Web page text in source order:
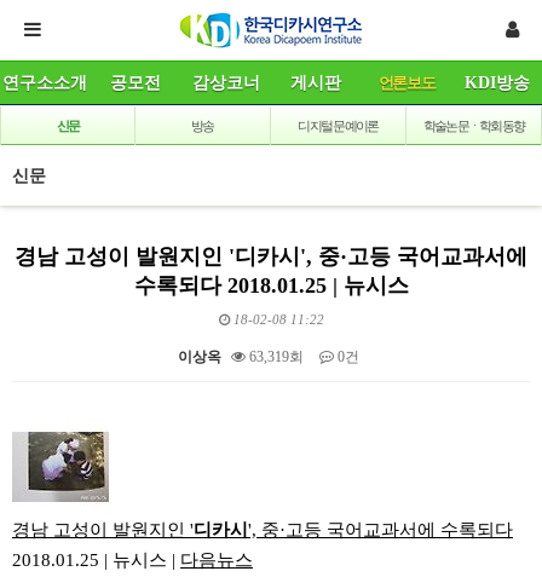
연구소소개 공모전 감상코너 게시판 언론보도 KDI방송
신문 방송 디지털 문예이론 학술논문ㆍ학회동향
신문
경남 고성이 발원지인 '디카시', 중·고등 국어교과서에
수록되다 2018.01.25 | 뉴시스
18-02-08 11:22
이상옥 63,319회 0건
경남 고성이 발원지인 '디카시 ', 중·고등 국어교과서에 수록되다
2018.01.25 | 뉴시스 | 다음뉴스